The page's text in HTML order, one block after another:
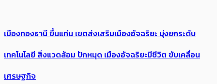
เมืองทองธานี ขึ้นแท่น เขตส่งเสริมเมืองอัจฉริยะ มุ่งยกระดับ
เทคโนโลยี สิ่งแวดล้อม ปักหมุด เมืองอัจฉริยะมีชีวิต ขับเคลื่อน
เศรษฐกิจ